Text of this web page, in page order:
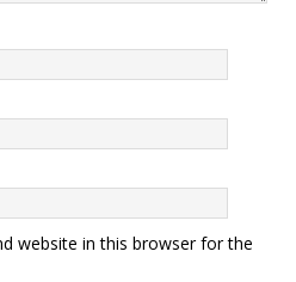
website in this browser for the